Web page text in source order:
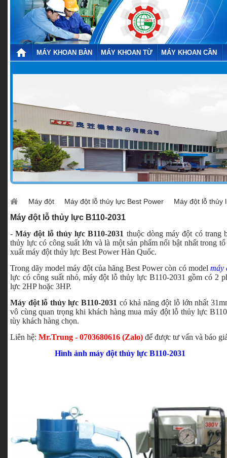
MÁY KHOAN BÀN MÁY KHOAN TỪ MÁY KHOAN CẦN
Máy đột Máy đột lỗ thủy lực Best Power Máy đột lỗ thủy
Máy đột lỗ thủy lực B110-2031
-Máy đột lỗ thủy lực B110-2031 thuộc dòng máy đột có trang
thủy lực có công suất lớn và là một sản phẩm nổi bật nhất trong
xuất máy đột thủy lực Best Power Hàn Quốc.
Trong dãy model máy đột của hãng Best Power còn có model máy
lực có công suất nhỏ, máy đột lỗ thủy lực B110-2031 gồm có 2
lực 2HP hoặc 3HP.
Máy đột lỗ thủy lực B110-2031 có khả năng đột lỗ lớn nhất
vô cùng quan trọng khi khách hàng mua máy đột lỗ thủy lực
tùy khách hàng chọn.
Liên hệ: Mr.Trung - 0703680616 (Zalo) để được tư vấn và báo
Hình ảnh máy đột thủy lực B110-2031